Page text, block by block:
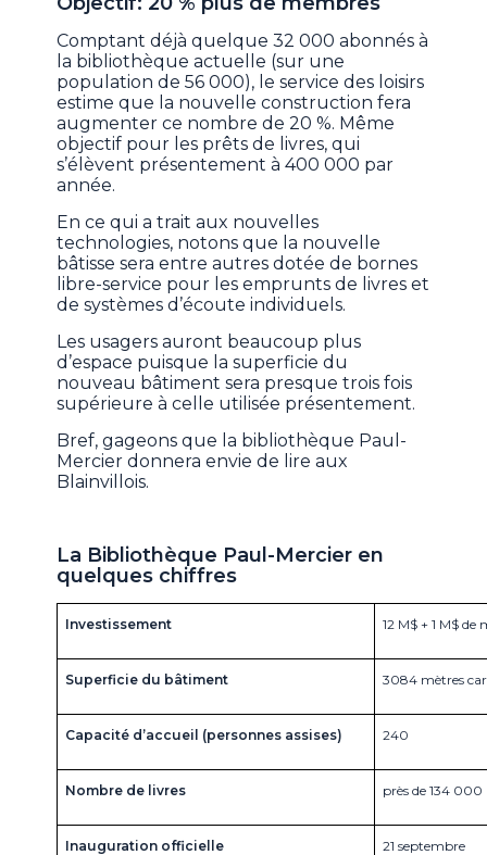
Comptant déjà quelque 32 000 abonnés à
la bibliothèque actuelle (sur une
population de 56 000), le service des loisirs
estime que la nouvelle construction fera
augmenter ce nombre de 20 %. Même
objectif pour les prêts de livres, qui
s’élèvent présentement à 400 000 par
année.
En ce qui a trait aux nouvelles
technologies, notons que la nouvelle
bâtisse sera entre autres dotée de bornes
libre-service pour les emprunts de livres et
de systèmes d’écoute individuels.
Les usagers auront beaucoup plus
d’espace puisque la superficie du
nouveau bâtiment sera presque trois fois
supérieure à celle utilisée présentement.
Bref, gageons que la bibliothèque Paul-
Mercier donnera envie de lire aux
Blainvillois.
La Bibliothèque Paul-Mercier en
quelques chiffres
Investissement 12 M$ + 1 M$
Superficie du bâtiment 3084 mètres
Capacité d’accueil (personnes assises) 240
Nombre de livres près de 134
Inauguration officielle 21 septembre